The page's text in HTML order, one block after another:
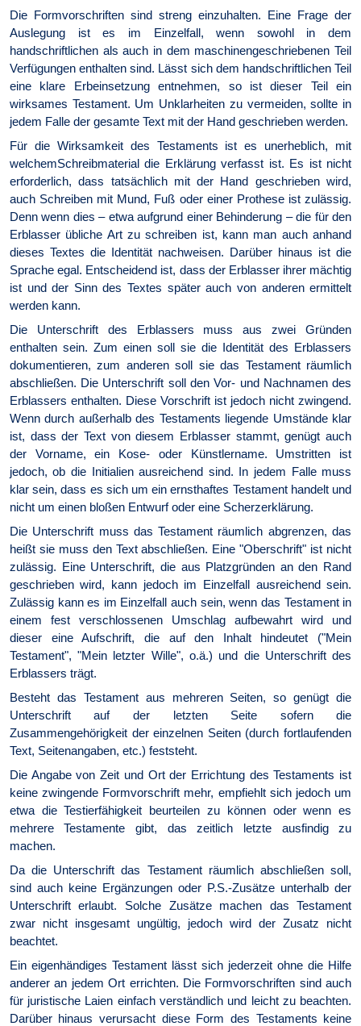
Die Formvorschriften sind streng einzuhalten. Eine Frage der
Auslegung ist es im Einzelfall, wenn sowohl in dem
handschriftlichen als auch in dem maschinengeschriebenen Teil
Verfügungen enthalten sind. Lässt sich dem handschriftlichen Teil
eine klare Erbeinsetzung entnehmen, so ist dieser Teil ein
wirksames Testament. Um Unklarheiten zu vermeiden, sollte in
jedem Falle der gesamte Text mit der Hand geschrieben werden.
Für die Wirksamkeit des Testaments ist es unerheblich, mit
welchemSchreibmaterial die Erklärung verfasst ist. Es ist nicht
erforderlich, dass tatsächlich mit der Hand geschrieben wird,
auch Schreiben mit Mund, Fuß oder einer Prothese ist zulässig.
Denn wenn dies – etwa aufgrund einer Behinderung – die für den
Erblasser übliche Art zu schreiben ist, kann man auch anhand
dieses Textes die Identität nachweisen. Darüber hinaus ist die
Sprache egal. Entscheidend ist, dass der Erblasser ihrer mächtig
ist und der Sinn des Textes später auch von anderen ermittelt
werden kann.
Die Unterschrift des Erblassers muss aus zwei Gründen
enthalten sein. Zum einen soll sie die Identität des Erblassers
dokumentieren, zum anderen soll sie das Testament räumlich
abschließen. Die Unterschrift soll den Vor- und Nachnamen des
Erblassers enthalten. Diese Vorschrift ist jedoch nicht zwingend.
Wenn durch außerhalb des Testaments liegende Umstände klar
ist, dass der Text von diesem Erblasser stammt, genügt auch
der Vorname, ein Kose- oder Künstlername. Umstritten ist
jedoch, ob die Initialien ausreichend sind. In jedem Falle muss
klar sein, dass es sich um ein ernsthaftes Testament handelt und
nicht um einen bloßen Entwurf oder eine Scherzerklärung.
Die Unterschrift muss das Testament räumlich abgrenzen, das
heißt sie muss den Text abschließen. Eine "Oberschrift" ist nicht
zulässig. Eine Unterschrift, die aus Platzgründen an den Rand
geschrieben wird, kann jedoch im Einzelfall ausreichend sein.
Zulässig kann es im Einzelfall auch sein, wenn das Testament in
einem fest verschlossenen Umschlag aufbewahrt wird und
dieser eine Aufschrift, die auf den Inhalt hindeutet ("Mein
Testament", "Mein letzter Wille", o.ä.) und die Unterschrift des
Erblassers trägt.
Besteht das Testament aus mehreren Seiten, so genügt die
Unterschrift auf der letzten Seite sofern die
Zusammengehörigkeit der einzelnen Seiten (durch fortlaufenden
Text, Seitenangaben, etc.) feststeht.
Die Angabe von Zeit und Ort der Errichtung des Testaments ist
keine zwingende Formvorschrift mehr, empfiehlt sich jedoch um
etwa die Testierfähigkeit beurteilen zu können oder wenn es
mehrere Testamente gibt, das zeitlich letzte ausfindig zu
machen.
Da die Unterschrift das Testament räumlich abschließen soll,
sind auch keine Ergänzungen oder P.S.-Zusätze unterhalb der
Unterschrift erlaubt. Solche Zusätze machen das Testament
zwar nicht insgesamt ungültig, jedoch wird der Zusatz nicht
beachtet.
Ein eigenhändiges Testament lässt sich jederzeit ohne die Hilfe
anderer an jedem Ort errichten. Die Formvorschriften sind auch
für juristische Laien einfach verständlich und leicht zu beachten.
Darüber hinaus verursacht diese Form des Testaments keine